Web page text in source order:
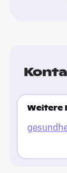
Weitere